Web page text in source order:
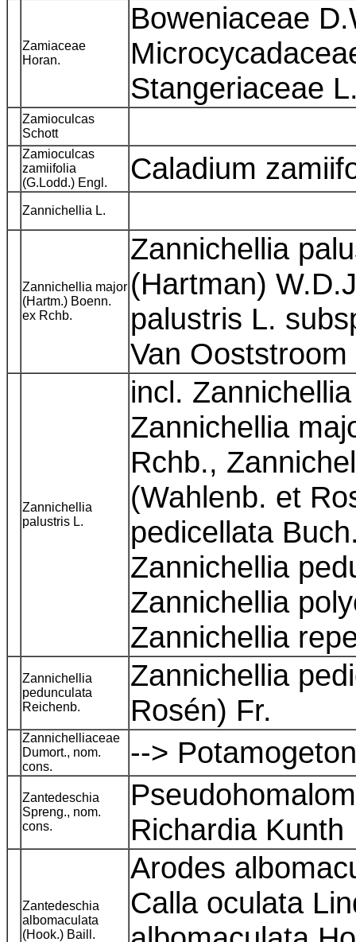
Zamiaceae
Horan.
Boweniaceae
Stangeriaceae
Zamioculcas
Schott
Zamioculcas
zamiifolia
(G.Lodd.) Engl.
Caladium
Zannichellia L.
Zannichellia major
(Hartm.) Boenn.
ex Rchb.
Zannichellia
(Hartman)
palustris L.
Van
Zannichellia
palustris L.
incl.
Zannichellia
Rchb.,
(Wahlenb. et
pedicellata
Zannichellia
Zannichellia
Zannichellia
Zannichellia
pedunculata
Reichenb.
Zannichellia
Rosén) Fr.
Zannichelliaceae
Dumort., nom.
cons.
-->
Zantedeschia
Spreng., nom.
cons.
Richardia Kunth
Zantedeschia
albomaculata
(Hook.) Baill.
Arodes
Calla oculata